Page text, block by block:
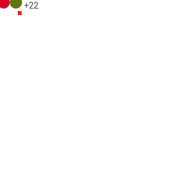
✖
✖
✖
✖
✖
✖
✖
✖
✖
✖
+22